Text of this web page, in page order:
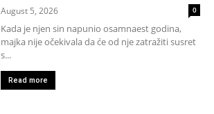
August 5, 2026 0
Kada je njen sin napunio osamnaest godina,
majka nije očekivala da će od nje zatražiti susret
s...
Read more